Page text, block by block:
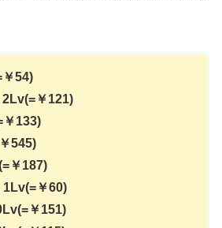
54)
2Lv(=￥121)
133)
545)
￥187)
1Lv(=￥60)
￥151)